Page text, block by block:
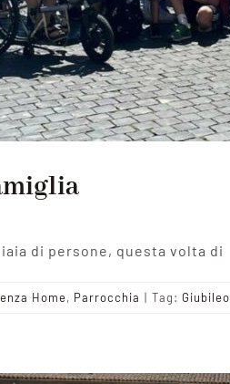
di persone, questa volta di
Home, Parrocchia | Tag: Giubileo